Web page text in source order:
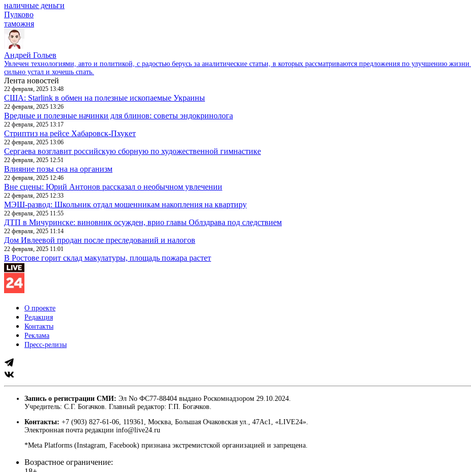
наличные деньги
Пулково
таможня
Андрей Гольев
Увлечен технологиями, авто и политикой, с радостью берусь за аналитические статьи, в которых рассматриваются предложения по улучшению
сильно устал и хочешь спать.
Лента новостей
22 февраля, 2025 13:48
США: Starlink в обмен на полезные ископаемые Украины
22 февраля, 2025 13:26
Вредные и полезные начинки для блинов: советы эндокринолога
22 февраля, 2025 13:17
Стриптиз на рейсе Хабаровск-Пхукет
22 февраля, 2025 13:06
Сергаева возглавит российскую сборную по художественной гимнастике
22 февраля, 2025 12:51
Влияние позы сна на организм
22 февраля, 2025 12:46
Вне сцены: Юрий Антонов рассказал о необычном увлечении
22 февраля, 2025 12:33
МЭШ-развод: Школьник отдал мошенникам накопления на квартиру
22 февраля, 2025 11:55
ДТП в Мичуринске: виновник осужден, врио главы Облздрава под следствием
22 февраля, 2025 11:14
Дом Ивлеевой продан после преследований и налогов
22 февраля, 2025 11:01
В Ростове горит склад макулатуры, площадь пожара растет
О проекте
Редакция
Контакты
Реклама
Пресс-релизы
Запись о регистрации СМИ: Эл No ФС77-88404 выдано Роскомнадзором 29.10.2024.
Учредитель: С.Г. Богачков. Главный редактор: Г.П. Богачков.
Контакты: +7 (903) 827-61-06, 119361, Москва, Большая Очаковская ул., 47Ас1, «LIVE24».
Электронная почта редакции info@live24.ru
*Meta Platforms (Instagram, Facebook) признана экстремистской организацией и запрещена.
Возрастное ограничение: